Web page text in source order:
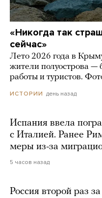
«Никогда так
сейчас»
Лето 2026 года в
жители полуострова —
работы и туристов.
ИСТОРИИ день назад
Испания ввела
с Италией. Ранее
меры из-за
5 часов назад
Россия второй раз